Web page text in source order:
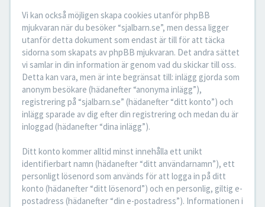
Vi kan också möjligen skapa cookies utanför phpBB
mjukvaran när du besöker “sjalbarn.se”, men dessa ligger
utanför detta dokument som endast är till för att täcka
sidorna som skapats av phpBB mjukvaran. Det andra sättet
vi samlar in din information är genom vad du skickar till oss.
Detta kan vara, men är inte begränsat till: inlägg gjorda som
anonym besökare (hädanefter “anonyma inlägg”),
registrering på “sjalbarn.se” (hädanefter “ditt konto”) och
inlägg sparade av dig efter din registrering och medan du är
inloggad (hädanefter “dina inlägg”).
Ditt konto kommer alltid minst innehålla ett unikt
identifierbart namn (hädanefter “ditt användarnamn”), ett
personligt lösenord som används för att logga in på ditt
konto (hädanefter “ditt lösenord”) och en personlig, giltig e-
postadress (hädanefter “din e-postadress”). Informationen i